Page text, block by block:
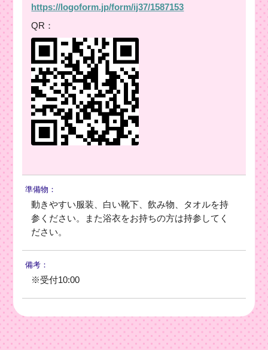
https://logoform.jp/form/ij37/1587153
QR：
準備物：
動きやすい服装、白い靴下、飲み物、タオルを持
参ください。また浴衣をお持ちの方は持参してく
ださい。
備考：
※受付10:00